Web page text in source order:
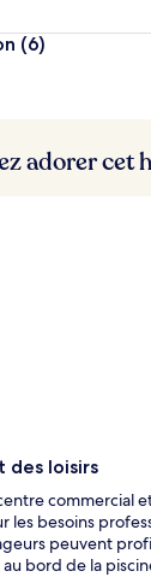
(6)
adorer cet
des loisirs
commercial
les besoins
peuvent
bord de la